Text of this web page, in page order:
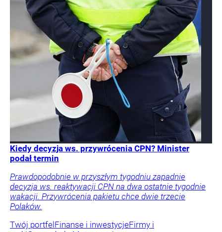
Kiedy decyzja ws. przywrócenia CPN? Minister
podał termin
Prawdopodobnie w przyszłym tygodniu zapadnie
decyzja ws. reaktywacji CPN na dwa ostatnie tygodnie
wakacji. Przywrócenia pakietu chce dwie trzecie
Polaków.
Twój portfel Finanse i inwestycjeFirmy i